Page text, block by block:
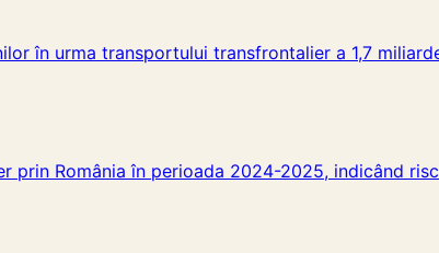
în urma transportului transfrontalier a 1,7
România în perioada 2024-2025, indicând